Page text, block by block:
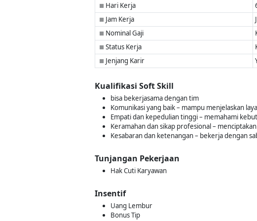
■ Hari Kerja
■ Jam Kerja
■ Nominal Gaji
■ Status Kerja
■ Jenjang Karir
Kualifikasi Soft Skill
bisa bekerjasama dengan tim
Komunikasi yang baik – mampu menjelaskan
Empati dan kepedulian tinggi – memahami
Keramahan dan sikap profesional –
Kesabaran dan ketenangan – bekerja dengan
Tunjangan Pekerjaan
Hak Cuti Karyawan
Insentif
Uang Lembur
Bonus Tip